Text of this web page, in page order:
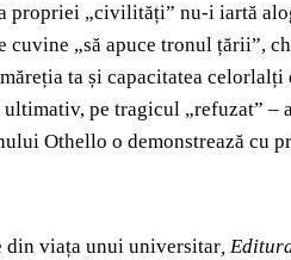
propriei „civilități” nu-i iartă
„să apuce tronul țării”,
ta și capacitatea celorlalți
pe tragicul „refuzat” –
Othello o demonstrează cu
din viața unui universitar,